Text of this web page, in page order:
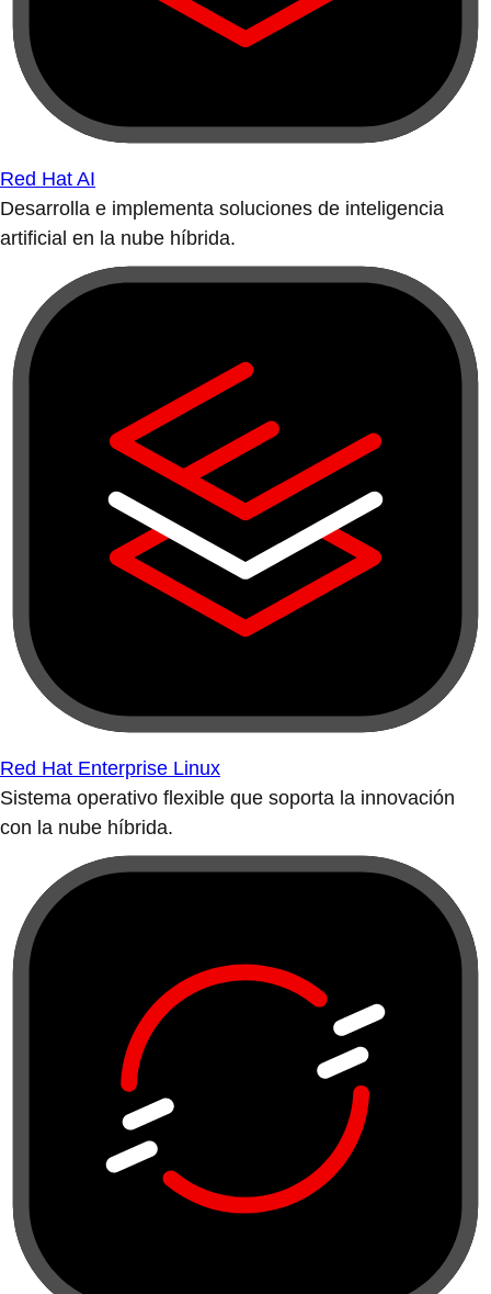
Red Hat AI
Desarrolla e implementa soluciones de inteligencia
artificial en la nube híbrida.
Red Hat Enterprise Linux
Sistema operativo flexible que soporta la innovación
con la nube híbrida.